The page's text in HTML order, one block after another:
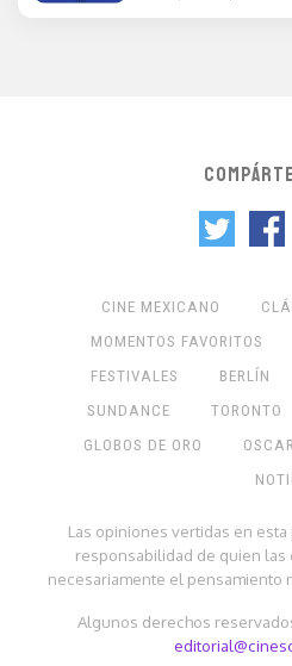
CINE MEXICANO
MOMENTOS FAVORITOS
FESTIVALES
BERLÍN
SUNDANCE
TORONTO
GLOBOS DE ORO
OSCAR
Las opiniones vertidas en
responsabilidad de quien las
necesariamente el pensamiento
Algunos derechos